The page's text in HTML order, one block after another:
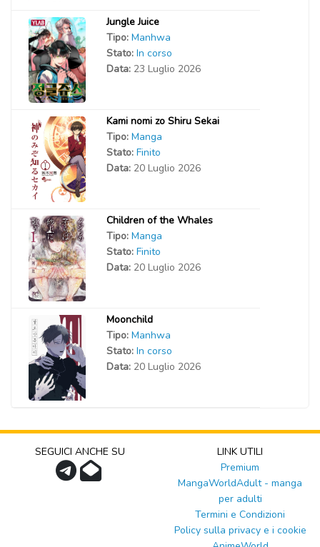
Jungle Juice
Tipo: Manhwa
Stato: In corso
Data: 23 Luglio 2026
Kami nomi zo Shiru Sekai
Tipo: Manga
Stato: Finito
Data: 20 Luglio 2026
Children of the Whales
Tipo: Manga
Stato: Finito
Data: 20 Luglio 2026
Moonchild
Tipo: Manhwa
Stato: In corso
Data: 20 Luglio 2026
SEGUICI ANCHE SU
LINK UTILI
Premium
MangaWorldAdult - manga
per adulti
Termini e Condizioni
Policy sulla privacy e i cookie